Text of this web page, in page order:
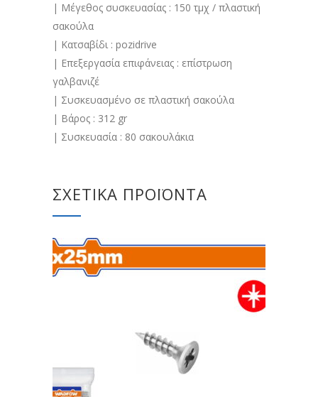
| Μέγεθος συσκευασίας : 150 τμχ / πλαστική
σακούλα
| Κατσαβίδι : pozidrive
| Επεξεργασία επιφάνειας : επίστρωση
γαλβανιζέ
| Συσκευασμένο σε πλαστική σακούλα
| Βάρος : 312 gr
| Συσκευασία : 80 σακουλάκια
ΣΧΕΤΙΚΆ ΠΡΟΪΌΝΤΑ